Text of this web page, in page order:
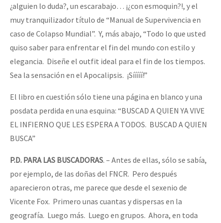
¿alguien lo duda?, un escarabajo… ¡¿con esmoquin?!, y el
muy tranquilizador título de “Manual de Supervivencia en
caso de Colapso Mundial”. Y, más abajo, “Todo lo que usted
quiso saber para enfrentar el fin del mundo con estilo y
elegancia. Diseñe el outfit ideal para el fin de los tiempos.
Sea la sensación en el Apocalipsis. ¡Sííííí!”
El libro en cuestión sólo tiene una página en blanco y una
posdata perdida en una esquina: “BUSCAD A QUIEN YA VIVE
EL INFIERNO QUE LES ESPERA A TODOS. BUSCAD A QUIEN
BUSCA”
P.D. PARA LAS BUSCADORAS. – Antes de ellas, sólo se sabía,
por ejemplo, de las doñas del FNCR. Pero después
aparecieron otras, me parece que desde el sexenio de
Vicente Fox. Primero unas cuantas y dispersas en la
geografía. Luego más. Luego en grupos. Ahora, en toda